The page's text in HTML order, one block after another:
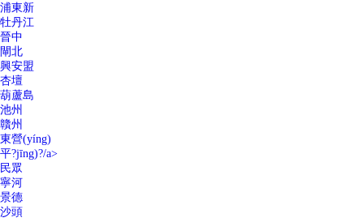
浦東新
牡丹江
晉中
閘北
興安盟
杏壇
葫蘆島
池州
贛州
東營(yíng)
平?jīng)?/a>
民眾
寧河
景德
沙頭